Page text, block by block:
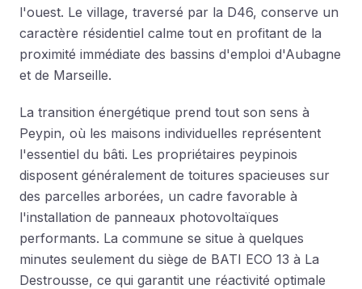
l'ouest. Le village, traversé par la D46, conserve un
caractère résidentiel calme tout en profitant de la
proximité immédiate des bassins d'emploi d'Aubagne
et de Marseille.
La transition énergétique prend tout son sens à
Peypin, où les maisons individuelles représentent
l'essentiel du bâti. Les propriétaires peypinois
disposent généralement de toitures spacieuses sur
des parcelles arborées, un cadre favorable à
l'installation de panneaux photovoltaïques
performants. La commune se situe à quelques
minutes seulement du siège de BATI ECO 13 à La
Destrousse, ce qui garantit une réactivité optimale